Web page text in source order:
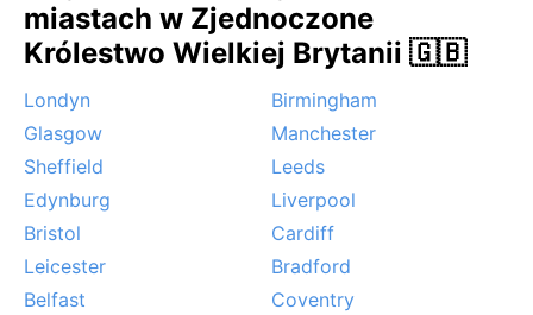
(wrzesień). Temperatury są wtedy przyjemne, a
opady nieco rzadsze. Charakterystycznym
zjawiskiem są częste mgły w dolinie Tamizy,
zwłaszcza jesienią i zimą, które potrafią utrzymywać
się przez cały poranek. Inne ekstrema zdarzają się
sporadycznie – gwałtowne burze w lecie czy
krótkotrwałe śnieżyce w styczniu i lutym. Dla kogoś
przyzwyczajonego do bardziej kontynentalnego
klimatu Reading będzie miastem wyjątkowo szarym i
deszczowym, ale właśnie ta łagodność i
przewidywalność czyni je typowo angielskim
miastach w Zjednoczone
Królestwo Wielkiej Brytanii 🇬🇧
Londyn
Birmingham
Glasgow
Manchester
Sheffield
Leeds
Edynburg
Liverpool
Bristol
Cardiff
Leicester
Bradford
Belfast
Coventry